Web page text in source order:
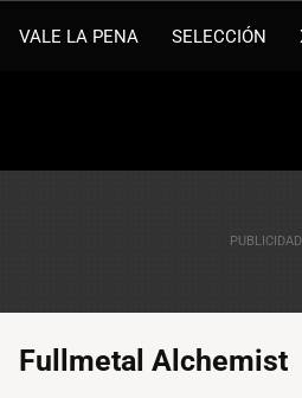
VALE LA PENA SELECCIÓN
Fullmetal Alchemist